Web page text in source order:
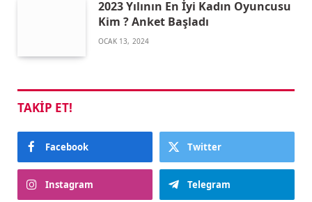
2023 Yılının En İyi Kadın Oyuncusu
Kim ? Anket Başladı
OCAK 13, 2024
TAKIP ET!
Facebook Twitter
Instagram Telegram